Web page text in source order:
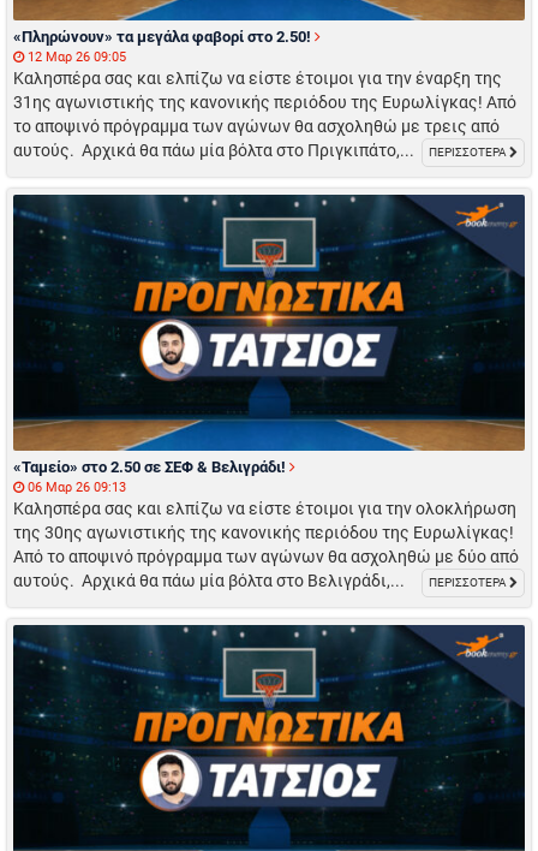
«Πληρώνουν» τα μεγάλα φαβορί στο 2.50!
12 Μαρ 26 09:05
Καλησπέρα σας και ελπίζω να είστε έτοιμοι για την έναρξη της
31ης αγωνιστικής της κανονικής περιόδου της Ευρωλίγκας! Από
το αποψινό πρόγραμμα των αγώνων θα ασχοληθώ με τρεις από
αυτούς. Αρχικά θα πάω μία βόλτα στο Πριγκιπάτο,...
ΠΕΡΙΣΣΟΤΕΡΑ
«Ταμείο» στο 2.50 σε ΣΕΦ & Βελιγράδι!
06 Μαρ 26 09:13
Καλησπέρα σας και ελπίζω να είστε έτοιμοι για την ολοκλήρωση
της 30ης αγωνιστικής της κανονικής περιόδου της Ευρωλίγκας!
Από το αποψινό πρόγραμμα των αγώνων θα ασχοληθώ με δύο από
αυτούς. Αρχικά θα πάω μία βόλτα στο Βελιγράδι,...
ΠΕΡΙΣΣΟΤΕΡΑ